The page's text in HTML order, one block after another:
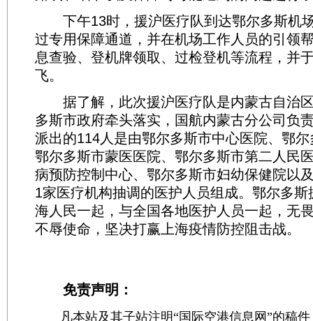
下午13时，援沪医疗队到达鄂尔多斯机
过专用保障通道，并在机场工作人员的引领
息查验、登机牌领取、过检登机等流程，并
飞。
据了解，此次援沪医疗队是内蒙古自治
多斯市政府牵头落实，国航内蒙古分公司负
派出的114人是由鄂尔多斯市中心医院、鄂
鄂尔多斯市蒙医医院、鄂尔多斯市第二人民
病预防控制中心、鄂尔多斯市妇幼保健院以
1家医疗机构抽调的医护人员组成。鄂尔多
海人民一起，与全国各地医护人员一起，无
不辱使命，坚决打赢上海疫情防控阻击战。
免责声明：
凡本站及其子站注明“国际空港信息网”的稿件